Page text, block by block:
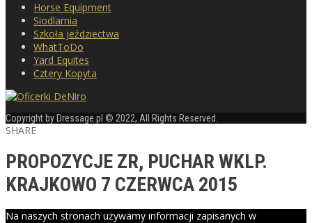
Horse Equipment
Siodlarnia
Szkoła jeździectwa
WhatToDo
Yard Equites
Cztery Kopyta
Copyright by Dressage.pl © 2022, All Rights Reserved.
SHARE
PROPOZYCJE ZR, PUCHAR WKLP.
KRAJKOWO 7 CZERWCA 2015
Na naszych stronach używamy informacji zapisanych w